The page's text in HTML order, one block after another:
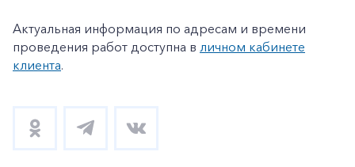
Актуальная информация по адресам и времени
проведения работ доступна в личном кабинете
клиента.